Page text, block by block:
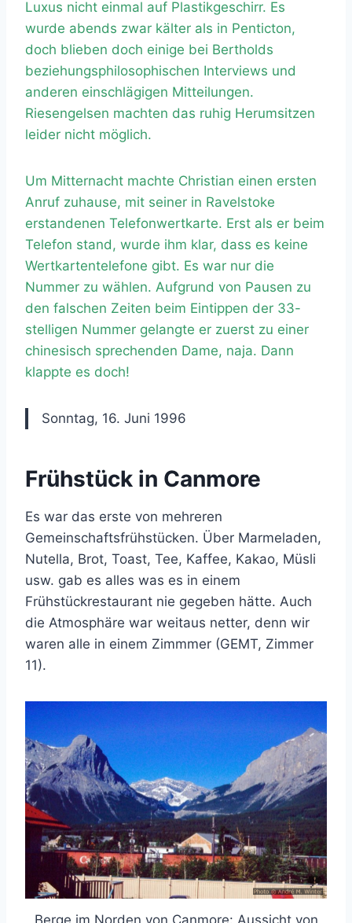
Luxus nicht einmal auf Plastikgeschirr. Es
wurde abends zwar kälter als in Penticton,
doch blieben doch einige bei Bertholds
beziehungsphilosophischen Interviews und
anderen einschlägigen Mitteilungen.
Riesengelsen machten das ruhig Herumsitzen
leider nicht möglich.
Um Mitternacht machte Christian einen ersten
Anruf zuhause, mit seiner in Ravelstoke
erstandenen Telefonwertkarte. Erst als er beim
Telefon stand, wurde ihm klar, dass es keine
Wertkartentelefone gibt. Es war nur die
Nummer zu wählen. Aufgrund von Pausen zu
den falschen Zeiten beim Eintippen der 33-
stelligen Nummer gelangte er zuerst zu einer
chinesisch sprechenden Dame, naja. Dann
klappte es doch!
Sonntag, 16. Juni 1996
Frühstück in Canmore
Es war das erste von mehreren
Gemeinschaftsfrühstücken. Über Marmeladen,
Nutella, Brot, Toast, Tee, Kaffee, Kakao, Müsli
usw. gab es alles was es in einem
Frühstückrestaurant nie gegeben hätte. Auch
die Atmosphäre war weitaus netter, denn wir
waren alle in einem Zimmmer (GEMT, Zimmer
11).